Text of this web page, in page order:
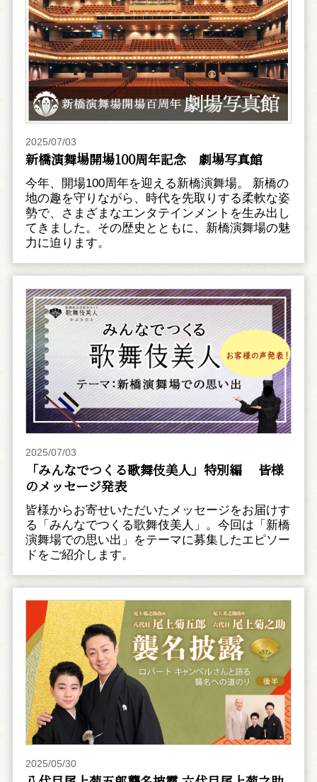
2025/07/03
新橋演舞場開場100周年記念 劇場写真館
今年、開場100周年を迎える新橋演舞場。 新橋の
地の趣を守りながら、時代を先取りする柔軟な姿
勢で、さまざまなエンタテインメントを生み出し
てきました。その歴史とともに、新橋演舞場の魅
力に迫ります。
2025/07/03
「みんなでつくる歌舞伎美人」特別編 皆様
のメッセージ発表
皆様からお寄せいただいたメッセージをお届けす
る「みんなでつくる歌舞伎美人」。今回は「新橋
演舞場での思い出」をテーマに募集したエピソー
ドをご紹介します。
2025/05/30